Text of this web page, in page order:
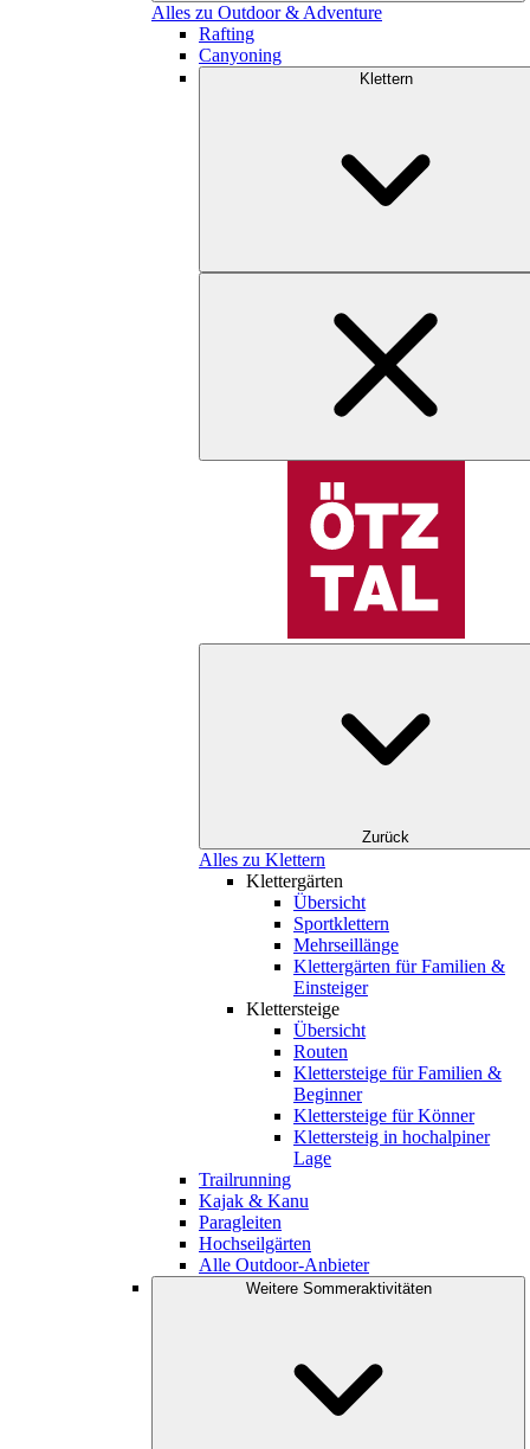
Alles zu Outdoor & Adventure
Rafting
Canyoning
Klettern
Zurück
Alles zu Klettern
Klettergärten
Übersicht
Sportklettern
Mehrseillänge
Klettergärten für Familien &
Einsteiger
Klettersteige
Übersicht
Routen
Klettersteige für Familien &
Beginner
Klettersteige für Könner
Klettersteig in hochalpiner
Lage
Trailrunning
Kajak & Kanu
Paragleiten
Hochseilgärten
Alle Outdoor-Anbieter
Weitere Sommeraktivitäten